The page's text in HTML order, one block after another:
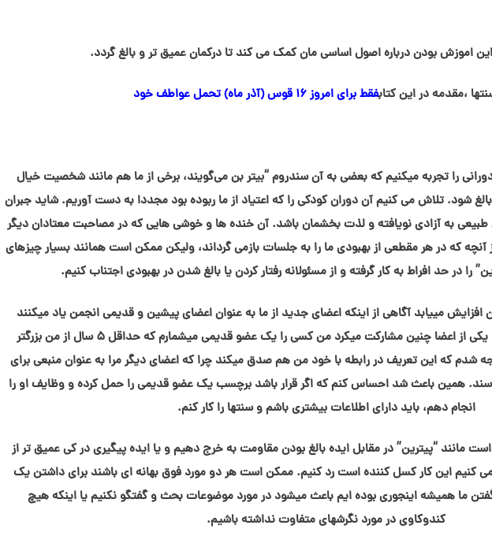
اموزش بودن درباره اصول اساسی مان کمک می کند تا درکمان عمیق تر و بالغ گردد.
،مقدمه در این کتابفقط برای امروز ۱۶ قوس (آذر ماه) تحمل عواطف خود
را تجربه میکنیم که بعضی به آن سندروم “بيتر بن می‌گویند، برخی از ما هم مانند شخصیت خیال
شود. تلاش می کنیم آن دوران کودکی را که اعتیاد از ما ربوده بود مجددا به دست آوریم. شاید جبران
به آزادی نویافته و لذت بخشمان باشد. آن خنده ها و خوشی هایی که در مصاحبت معتادان دیگر
که در هر مقطعی از بهبودی ما را به جلسات بازمی گرداند، ولیکن ممکن است همانند بسیار چیزهای
را در حد افراط به کار گرفته و از مسئولانه رفتار کردن یا بالغ شدن در بهبودی اجتناب کنیم.
مییابد آگاهی از اینکه اعضای جدید از ما به عنوان اعضای پیشین و قدیمی انجمن یاد میکنند
میتواند باعث تعجب مان گردد. یکی از اعضا چنین مشارکت میکرد من کسی را یک عضو قدیمی میشمارم که حداقل ۵ سال از من بزرگتر
شدم که این تعریف در رابطه با خود من هم صدق میکند چرا که اعضای دیگر مرا به عنوان منبعی برای
همین باعث شد احساس کنم که اگر قرار باشد برچسب یک عضو قدیمی را حمل کرده و وظایف او را
انجام دهم، باید دارای اطلاعات بیشتری باشم و سنتها را کار کنم.
مانند “پیترین” در مقابل ایده بالغ بودن مقاومت به خرج دهیم و یا ایده پیگیری در کی عمیق تر از
می کنیم این کار کسل کننده است رد کنیم. ممکن است هر دو مورد فوق بهانه ای باشند برای داشتن یک
ما همیشه اینجوری بوده ایم باعث میشود در مورد موضوعات بحث و گفتگو نکنیم یا اینکه هیچ
کندوکاوی در مورد نگرشهای متفاوت نداشته باشیم.